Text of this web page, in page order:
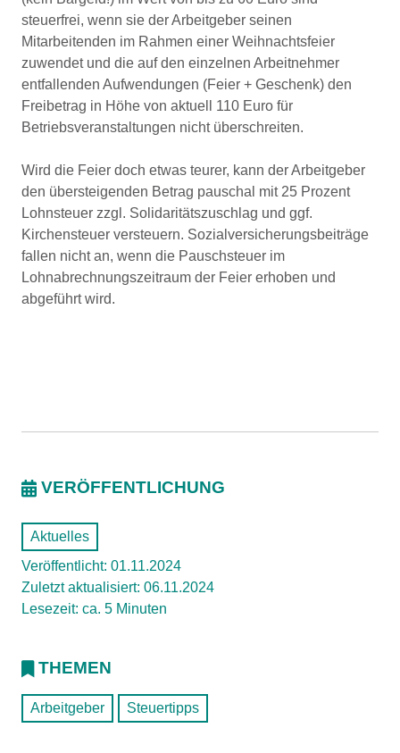
steuerfrei, wenn sie der Arbeitgeber seinen
Mitarbeitenden im Rahmen einer Weihnachtsfeier
zuwendet und die auf den einzelnen Arbeitnehmer
entfallenden Aufwendungen (Feier + Geschenk) den
Freibetrag in Höhe von aktuell 110 Euro für
Betriebsveranstaltungen nicht überschreiten.
Wird die Feier doch etwas teurer, kann der Arbeitgeber
den übersteigenden Betrag pauschal mit 25 Prozent
Lohnsteuer zzgl. Solidaritätszuschlag und ggf.
Kirchensteuer versteuern. Sozialversicherungsbeiträge
fallen nicht an, wenn die Pauschsteuer im
Lohnabrechnungszeitraum der Feier erhoben und
abgeführt wird.
VERÖFFENTLICHUNG
Aktuelles
Veröffentlicht: 01.11.2024
Zuletzt aktualisiert: 06.11.2024
Lesezeit: ca. 5 Minuten
THEMEN
Arbeitgeber Steuertipps